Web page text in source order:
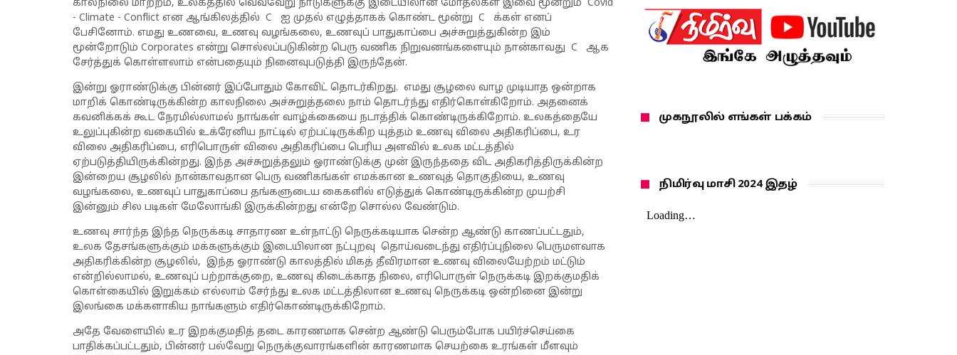
காலநிலை மாற்றம், உலகத்தில் வெவ்வேறு நாடுகளுக்கு இடையிலான மோதல்கள் இவை மூன்றும் Covid
- Climate - Conflict என ஆங்கிலத்தில் C ஐ முதல் எழுத்தாகக் கொண்ட மூன்று C க்கள் எனப்
பேசினோம். எமது உணவை, உணவு வழங்கலை, உணவுப் பாதுகாப்பை அச்சுறுத்துகின்ற இம்
மூன்றோடும் Corporates என்று சொல்லப்படுகின்ற பெரு வணிக நிறுவனங்களையும் நான்காவது C ஆக
சேர்த்துக் கொள்ளலாம் என்பதையும் நினைவுபடுத்தி இருந்தேன்.
இன்று ஓராண்டுக்கு பின்னர் இப்போதும் கோவிட் தொடர்கிறது. எமது சூழலை வாழ முடியாத ஒன்றாக
மாறிக் கொண்டிருக்கின்ற காலநிலை அச்சுறுத்தலை நாம் தொடர்ந்து எதிர்கொள்கிறோம். அதனைக்
கவனிக்கக் கூட நேரமில்லாமல் நாங்கள் வாழ்க்கையை நடாத்திக் கொண்டிருக்கிறோம். உலகத்தையே
உலுப்புகின்ற வகையில் உக்ரேனிய நாட்டில் ஏற்பட்டிருக்கிற யுத்தம் உணவு விலை அதிகரிப்பை, உர
விலை அதிகரிப்பை, எரிபொருள் விலை அதிகரிப்பை பெரிய அளவில் உலக மட்டத்தில்
ஏற்படுத்தியிருக்கின்றது. இந்த அச்சுறுத்தலும் ஓராண்டுக்கு முன் இருந்ததை விட அதிகரித்திருக்கின்ற
இன்றைய சூழலில் நான்காவதான பெரு வணிகங்கள் எமக்கான உணவுத் தொகுதியை, உணவு
வழங்கலை, உணவுப் பாதுகாப்பை தங்களுடைய கைகளில் எடுத்துக் கொண்டிருக்கின்ற முயற்சி
இன்னும் சில படிகள் மேலோங்கி இருக்கின்றது என்றே சொல்ல வேண்டும்.
உணவு சார்ந்த இந்த நெருக்கடி சாதாரண உள்நாட்டு நெருக்கடியாக சென்ற ஆண்டு காணப்பட்டதும்,
உலக தேசங்களுக்கும் மக்களுக்கும் இடையிலான நட்புறவு தொய்வடைந்து எதிர்ப்புநிலை பெருமளவாக
அதிகரிக்கின்ற சூழலில், இந்த ஓராண்டு காலத்தில் மிகத் தீவிரமான உணவு விலையேற்றம் மட்டும்
என்றில்லாமல், உணவுப் பற்றாக்குறை, உணவு கிடைக்காத நிலை, எரிபொருள் நெருக்கடி இறக்குமதிக்
கொள்கையில் இறுக்கம் எல்லாம் சேர்ந்து உலக மட்டத்திலான உணவு நெருக்கடி ஒன்றினை இன்று
இலங்கை மக்களாகிய நாங்களும் எதிர்கொண்டிருக்கிறோம்.
அதே வேளையில் உர இறக்குமதித் தடை காரணமாக சென்ற ஆண்டு பெரும்போக பயிர்ச்செய்கை
பாதிக்கப்பட்டதும், பின்னர் பல்வேறு நெருக்குவாரங்களின் காரணமாக செயற்கை உரங்கள் மீளவும்
முகநூலில் எங்கள் பக்கம்
நிமிர்வு மாசி 2024 இதழ்